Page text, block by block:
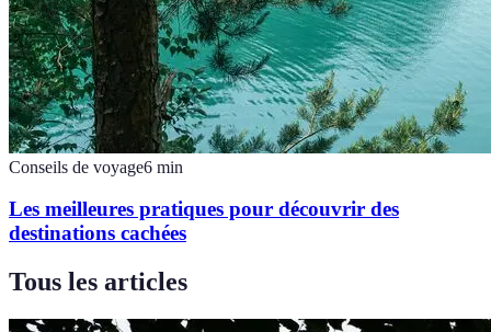
Conseils de voyage6 min
Les meilleures pratiques pour découvrir des
destinations cachées
Tous les articles